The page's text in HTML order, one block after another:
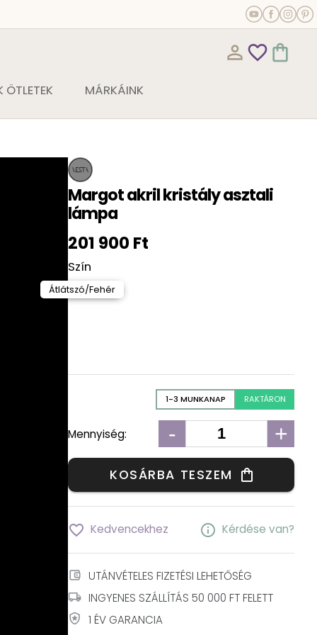
person_outline favorite_outline shopping_bag
MÁRKÁINK
Margot akril kristály asztali
lámpa
201 900 Ft
Szín
Átlátszó/Fehér
1-3 MUNKANAP RAKTÁRON
Mennyiség: - +
KOSÁRBA TESZEM shopping_bag
favorite_border Kedvencekhez info Kérdése van?
account_balance_wallet UTÁNVÉTELES FIZETÉSI LEHETŐSÉG
local_shipping INGYENES SZÁLLÍTÁS 50 000 FT FELETT
local_police 1 ÉV GARANCIA